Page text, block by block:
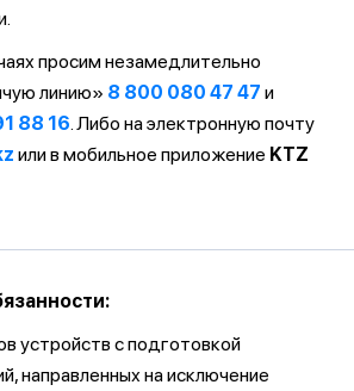
просим незамедлительно
линию» 8 800 080 47 47 и
88 16. Либо на электронную почту
или в мобильное приложение KTZ
устройств с подготовкой
направленных на исключение